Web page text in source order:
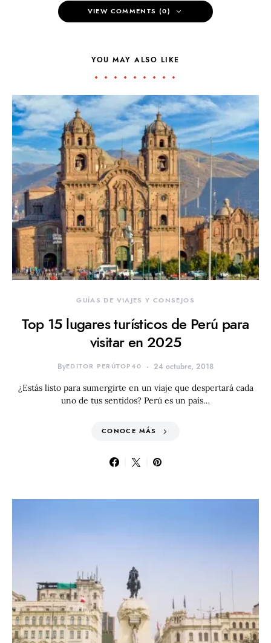
VIEW COMMENTS (0)
YOU MAY ALSO LIKE
GUÍAS DE VIAJES Y CONSEJOS
Top 15 lugares turísticos de Perú para
visitar en 2025
ByEDITOR PERÚTOP40 24 octubre, 2018
¿Estás listo para sumergirte en un viaje que despertará cada
uno de tus sentidos? Perú es un país…
CONOCE MÁS